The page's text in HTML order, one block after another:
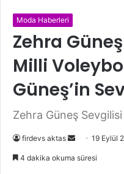
Moda Haberleri
Zehra
Milli
Güneş’in
Zehra Güneş Sevgilisi
firdevs aktas 19 Eylül
4 dakika okuma süresi